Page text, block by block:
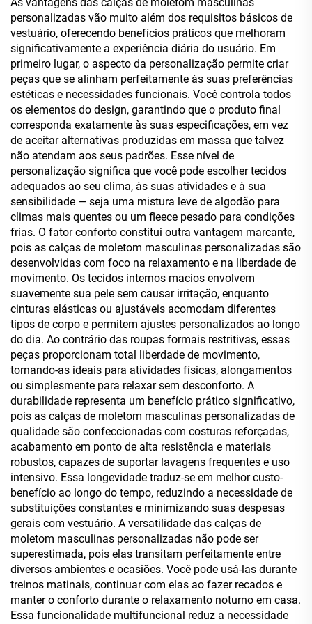
Zíper
Homens
personalizadas vão muito além dos requisitos básicos de
vestuário, oferecendo benefícios práticos que melhoram
significativamente a experiência diária do usuário. Em
primeiro lugar, o aspecto da personalização permite criar
peças que se alinham perfeitamente às suas preferências
estéticas e necessidades funcionais. Você controla todos
os elementos do design, garantindo que o produto final
corresponda exatamente às suas especificações, em vez
de aceitar alternativas produzidas em massa que talvez
não atendam aos seus padrões. Esse nível de
personalização significa que você pode escolher tecidos
adequados ao seu clima, às suas atividades e à sua
sensibilidade — seja uma mistura leve de algodão para
climas mais quentes ou um fleece pesado para condições
frias. O fator conforto constitui outra vantagem marcante,
pois as calças de moletom masculinas personalizadas são
desenvolvidas com foco na relaxamento e na liberdade de
movimento. Os tecidos internos macios envolvem
suavemente sua pele sem causar irritação, enquanto
cinturas elásticas ou ajustáveis acomodam diferentes
tipos de corpo e permitem ajustes personalizados ao longo
do dia. Ao contrário das roupas formais restritivas, essas
peças proporcionam total liberdade de movimento,
tornando-as ideais para atividades físicas, alongamentos
ou simplesmente para relaxar sem desconforto. A
durabilidade representa um benefício prático significativo,
pois as calças de moletom masculinas personalizadas de
qualidade são confeccionadas com costuras reforçadas,
acabamento em ponto de alta resistência e materiais
robustos, capazes de suportar lavagens frequentes e uso
intensivo. Essa longevidade traduz-se em melhor custo-
benefício ao longo do tempo, reduzindo a necessidade de
substituições constantes e minimizando suas despesas
gerais com vestuário. A versatilidade das calças de
moletom masculinas personalizadas não pode ser
superestimada, pois elas transitam perfeitamente entre
diversos ambientes e ocasiões. Você pode usá-las durante
treinos matinais, continuar com elas ao fazer recados e
manter o conforto durante o relaxamento noturno em casa.
Essa funcionalidade multifuncional reduz a necessidade